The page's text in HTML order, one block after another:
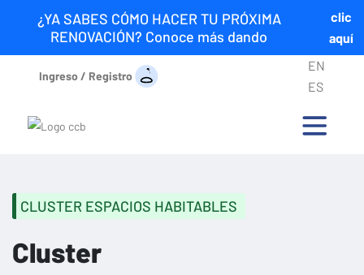
¿YA SABES CÓMO HACER TU PRÓXIMA
RENOVACIÓN? Conoce más dando
clic
aquí
Ingreso / Registro
EN
ES
CLUSTER ESPACIOS HABITABLES
Cluster